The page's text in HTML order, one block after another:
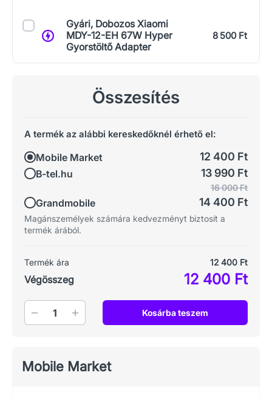
Gyári, Dobozos Xiaomi
MDY-12-EH 67W Hyper
Gyorstöltő Adapter
8 500 Ft
Összesítés
A termék az alábbi kereskedőknél érhető el:
Mobile Market 12 400 Ft
B-tel.hu 13 990 Ft
Grandmobile
16 000 Ft
14 400 Ft
Magánszemélyek számára kedvezményt biztosít a
termék árából.
Termék ára 12 400 Ft
Végösszeg 12 400 Ft
Mennyiség Kosárba teszem
Mobile Market